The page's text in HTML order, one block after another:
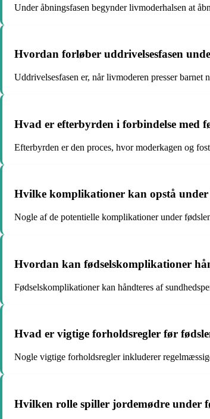
Under åbningsfasen begynder livmoderhalsen at
Hvordan forløber uddrivelsesfasen
Uddrivelsesfasen er, når livmoderen presser barnet
Hvad er efterbyrden i forbindelse med
Efterbyrden er den proces, hvor moderkagen og
Hvilke komplikationer kan opstå under
Nogle af de potentielle komplikationer under
Hvordan kan fødselskomplikationer
Fødselskomplikationer kan håndteres af
Hvad er vigtige forholdsregler før
Nogle vigtige forholdsregler inkluderer
Hvilken rolle spiller jordemødre under